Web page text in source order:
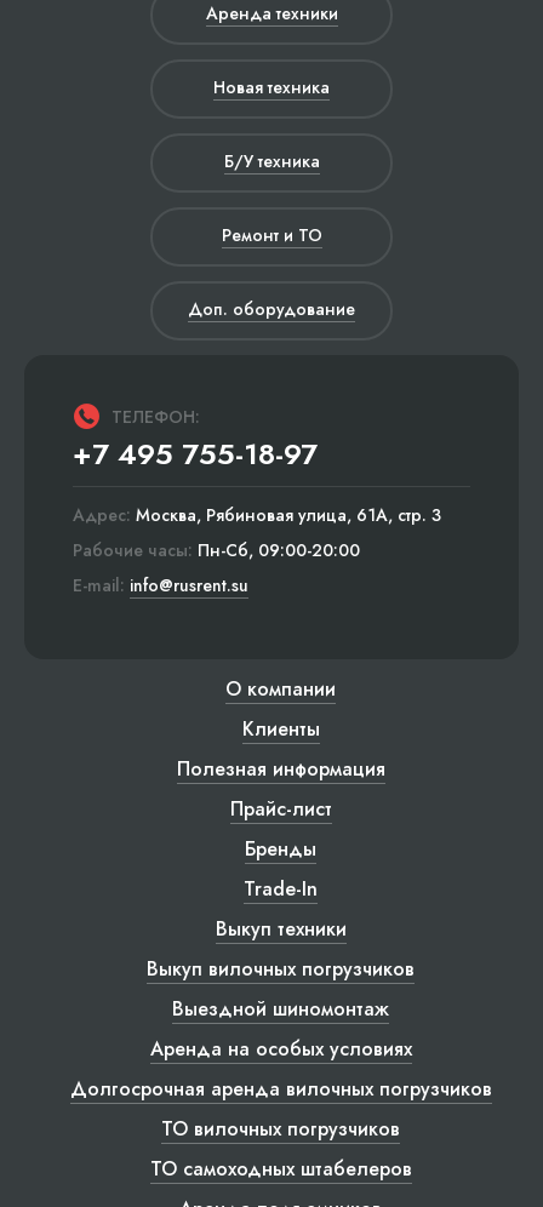
Аренда техники
Новая техника
Б/У техника
Ремонт и ТО
Доп. оборудование
ТЕЛЕФОН:
+7 495 755-18-97
Адрес: Москва, Рябиновая улица, 61А, стр. 3
Рабочие часы: Пн-Сб, 09:00-20:00
E-mail: info@rusrent.su
О компании
Клиенты
Полезная информация
Прайс-лист
Бренды
Trade-In
Выкуп техники
Выкуп вилочных погрузчиков
Выездной шиномонтаж
Аренда на особых условиях
Долгосрочная аренда вилочных погрузчиков
ТО вилочных погрузчиков
ТО самоходных штабелеров